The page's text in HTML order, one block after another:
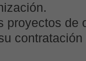
proyectos de